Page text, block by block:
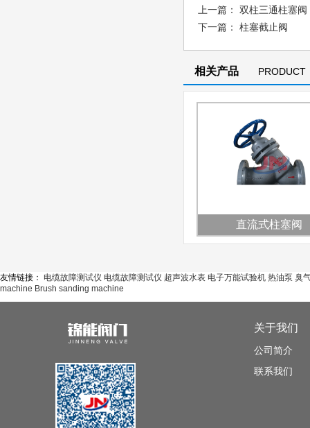
上一篇： 双柱三通柱塞阀
下一篇： 柱塞截止阀
相关产品 PRODUCT
直流式柱塞阀
友情链接： 电缆故障测试仪 电缆故障测试仪 超声波水表 电子万能试验机 热油泵 臭
machine Brush sanding machine
关于我们
公司简介
联系我们